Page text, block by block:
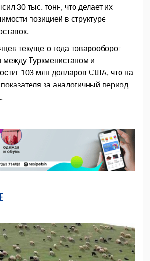
30 тыс. тонн, что делает их
позицией в структуре
текущего года товарооборот
между Туркменистаном и
103 млн долларов США, что на
за аналогичный период